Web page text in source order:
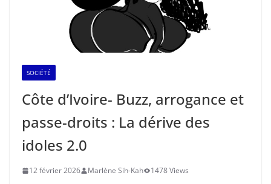
SOCIÉTÉ
Côte d’Ivoire- Buzz, arrogance et
passe-droits : La dérive des
idoles 2.0
12 février 2026 Marlène Sih-Kah 1478 Views